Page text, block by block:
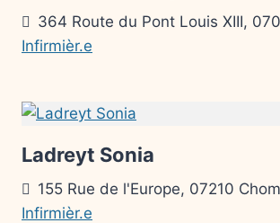
364 Route du Pont Louis XIII,
Infirmièr.e
Ladreyt Sonia
155 Rue de l'Europe, 07210
Infirmièr.e